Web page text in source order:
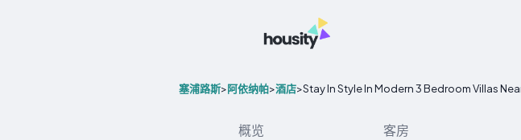
塞浦路斯>阿依纳帕>酒店>Stay In Style In Modern 3 Bedroom Villas
概览 客房